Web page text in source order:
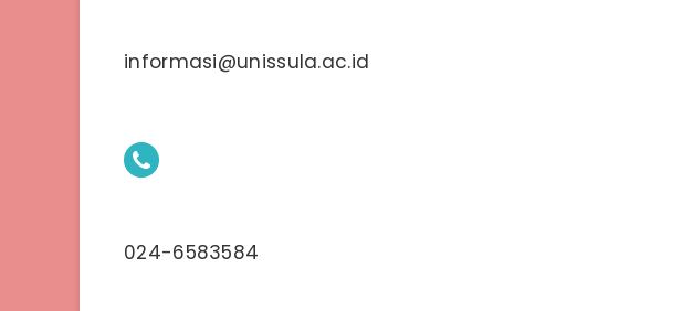
informasi@unissula.ac.id
024-6583584